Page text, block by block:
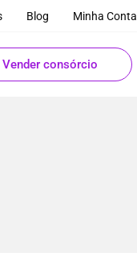
Blog Minha Conta
Vender consórcio